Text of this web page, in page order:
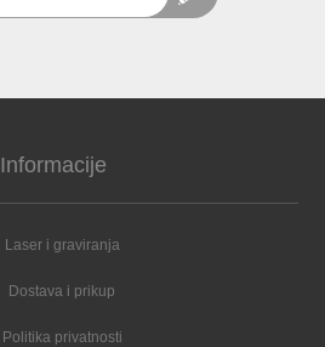
Informacije
Laser i graviranja
Dostava i prikup
Politika privatnosti